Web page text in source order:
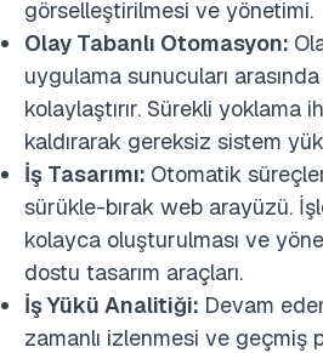
görselleştirilmesi ve yönetimi.
Olay Tabanlı Otomasyon:
uygulama sunucuları
kolaylaştırır. Sürekli yoklama
kaldırarak gereksiz sistem
İş Tasarımı: Otomatik
sürükle-bırak web arayüzü.
kolayca oluşturulması ve
dostu tasarım araçları.
İş Yükü Analitiği: Devam
zamanlı izlenmesi ve geçmiş